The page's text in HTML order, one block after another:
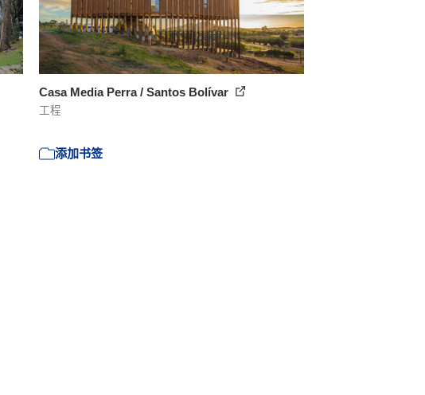
Casa Media Perra / Santos Bolívar
工程
添加书签